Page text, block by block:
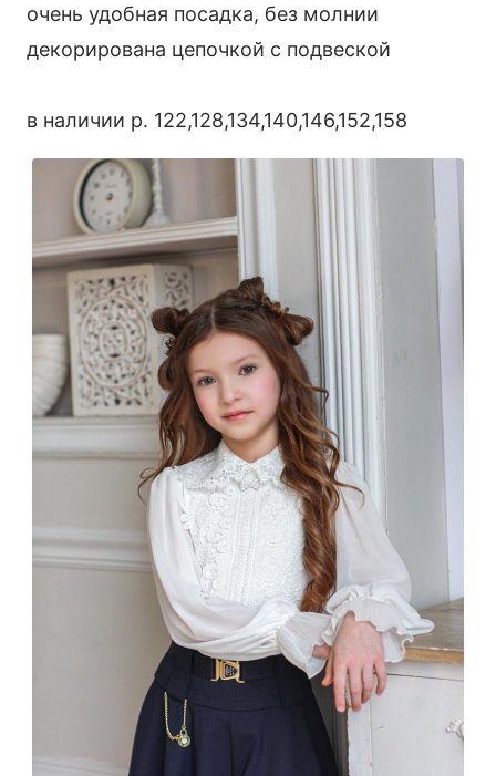
очень удобная посадка, без молнии
декорирована цепочкой с подвеской
в наличии р. 122,128,134,140,146,152,158